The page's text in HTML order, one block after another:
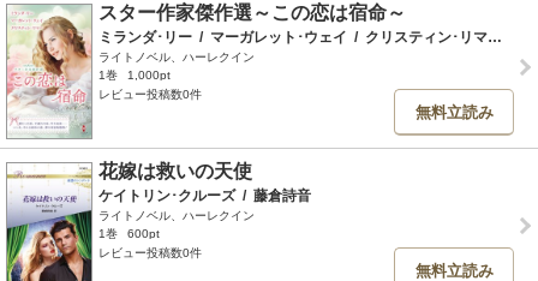
スター作家傑作選～この恋は宿命～
ミランダ･リー / マーガレット･ウェイ / クリスティン･リマー
ライトノベル、ハーレクイン
1巻
1,000pt
レビュー投稿数0件
無料立読み
花嫁は救いの天使
ケイトリン･クルーズ / 藤倉詩音
ライトノベル、ハーレクイン
1巻
600pt
レビュー投稿数0件
無料立読み